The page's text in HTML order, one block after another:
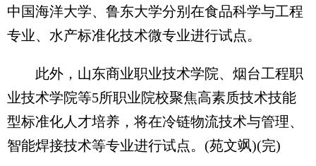
中国海洋大学、鲁东大学分别在食品科学与工程
专业、水产标准化技术微专业进行试点。
此外，山东商业职业技术学院、烟台工程职
业技术学院等5所职业院校聚焦高素质技术技能
型标准化人才培养，将在冷链物流技术与管理、
智能焊接技术等专业进行试点。(苑文飒)(完)